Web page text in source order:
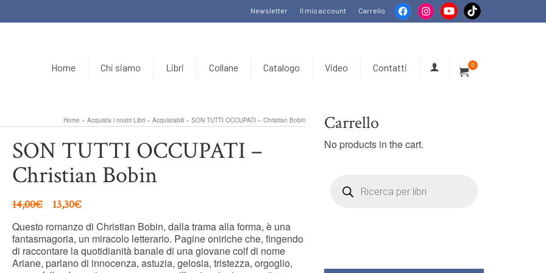
Newsletter Il mio account Carrello
Home Chi siamo Libri Collane Catalogo Video Contatti 0
Home » Acquista i nostri Libri » Acquistabili » SON TUTTI OCCUPATI – Christian Bobin
SON TUTTI OCCUPATI –
Christian Bobin
14,00€ 13,30€
Questo romanzo di Christian Bobin, dalla trama alla forma, è una
fantasmagoria, un miracolo letterario. Pagine oniriche che, fingendo
di raccontare la quotidianità banale di una giovane colf di nome
Ariane, parlano di innocenza, astuzia, gelosia, tristezza, orgoglio,
Carrello
No products in the cart.
search